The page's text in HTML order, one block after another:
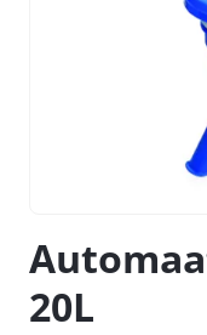
20L